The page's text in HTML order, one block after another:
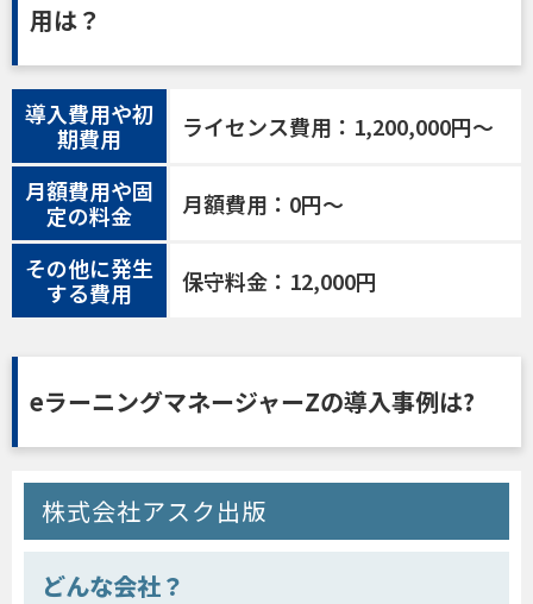
用は？
導入費用や初
期費用
ライセンス費用：1,200,000円〜
月額費用や固
定の料金
月額費用：0円〜
その他に発生
する費用
保守料金：12,000円
eラーニングマネージャーZの導入事例は?
株式会社アスク出版
どんな会社？